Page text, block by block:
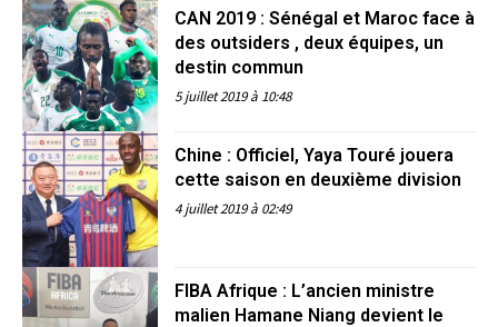
CAN 2019 : Sénégal et Maroc face à
des outsiders , deux équipes, un
destin commun
5 juillet 2019 à 10:48
Chine : Officiel, Yaya Touré jouera
cette saison en deuxième division
4 juillet 2019 à 02:49
FIBA Afrique : L’ancien ministre
malien Hamane Niang devient le